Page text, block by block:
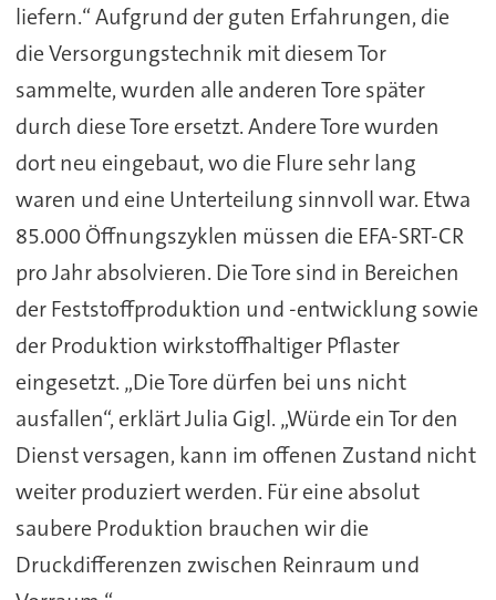
liefern.“ Aufgrund der guten Erfahrungen, die
die Versorgungstechnik mit diesem Tor
sammelte, wurden alle anderen Tore später
durch diese Tore ersetzt. Andere Tore wurden
dort neu eingebaut, wo die Flure sehr lang
waren und eine Unterteilung sinnvoll war. Etwa
85.000 Öffnungszyklen müssen die EFA-SRT-CR
pro Jahr absolvieren. Die Tore sind in Bereichen
der Feststoffproduktion und -entwicklung sowie
der Produktion wirkstoffhaltiger Pflaster
eingesetzt. „Die Tore dürfen bei uns nicht
ausfallen“, erklärt Julia Gigl. „Würde ein Tor den
Dienst versagen, kann im offenen Zustand nicht
weiter produziert werden. Für eine absolut
saubere Produktion brauchen wir die
Druckdifferenzen zwischen Reinraum und